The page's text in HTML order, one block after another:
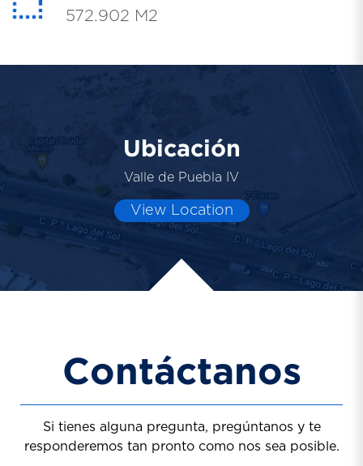
572.902 M2
Ubicación
Valle de Puebla IV
View Location
Contáctanos
Si tienes alguna pregunta, pregúntanos y te
responderemos tan pronto como nos sea posible.